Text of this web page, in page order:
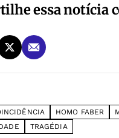
essa notícia
HOMO FABER
TRAGÉDIA